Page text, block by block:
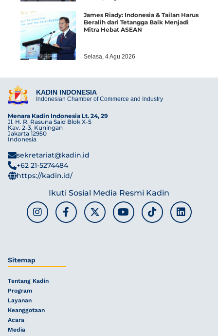
James Riady: Indonesia & Tailan Harus
Beralih dari Tetangga Baik Menjadi
Mitra Hebat ASEAN
Selasa, 4 Agu 2026
KADIN INDONESIA
Indonesian Chamber of Commerce and Industry
Menara Kadin Indonesia Lt. 24, 29
Jl. H. R. Rasuna Said Blok X-5
Kav. 2-3, Kuningan
Jakarta 12950
Indonesia
sekretariat@kadin.id
+62 21-5274484
https://kadin.id/
Ikuti Sosial Media Resmi Kadin
Sitemap
Tentang Kadin
Program
Layanan
Keanggotaan
Acara
Media